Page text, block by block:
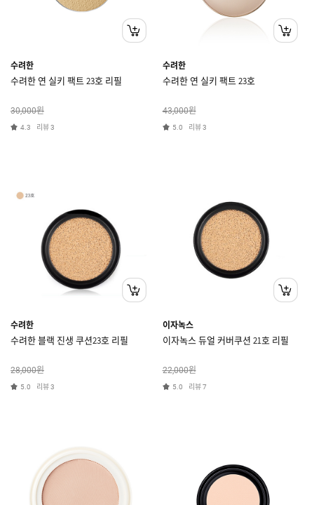
수려한
수려한 연 실키 팩트 23호 리필
30,000원
4.3 리뷰3
수려한
수려한 연 실키 팩트 23호
43,000원
5.0 리뷰3
수려한
수려한 블랙 진생 쿠션23호 리필
28,000원
5.0 리뷰3
이자녹스
이자녹스 듀얼 커버쿠션 21호 리필
22,000원
5.0 리뷰7